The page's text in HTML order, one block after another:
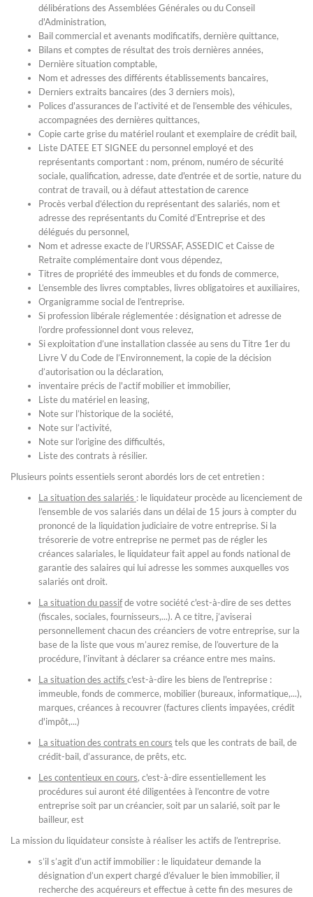
délibérations des Assemblées Générales ou du Conseil
d'Administration,
Bail commercial et avenants modificatifs, dernière quittance,
Bilans et comptes de résultat des trois dernières années,
Dernière situation comptable,
Nom et adresses des différents établissements bancaires,
Derniers extraits bancaires (des 3 derniers mois),
Polices d'assurances de l’activité et de l’ensemble des véhicules,
accompagnées des dernières quittances,
Copie carte grise du matériel roulant et exemplaire de crédit bail,
Liste DATEE ET SIGNEE du personnel employé et des
représentants comportant : nom, prénom, numéro de sécurité
sociale, qualification, adresse, date d'entrée et de sortie, nature du
contrat de travail, ou à défaut attestation de carence
Procès verbal d’élection du représentant des salariés, nom et
adresse des représentants du Comité d’Entreprise et des
délégués du personnel,
Nom et adresse exacte de l’URSSAF, ASSEDIC et Caisse de
Retraite complémentaire dont vous dépendez,
Titres de propriété des immeubles et du fonds de commerce,
L’ensemble des livres comptables, livres obligatoires et auxiliaires,
Organigramme social de l’entreprise.
Si profession libérale réglementée : désignation et adresse de
l’ordre professionnel dont vous relevez,
Si exploitation d’une installation classée au sens du Titre 1er du
Livre V du Code de l’Environnement, la copie de la décision
d’autorisation ou la déclaration,
inventaire précis de l'actif mobilier et immobilier,
Liste du matériel en leasing,
Note sur l’historique de la société,
Note sur l’activité,
Note sur l’origine des difficultés,
Liste des contrats à résilier.
Plusieurs points essentiels seront abordés lors de cet entretien :
La situation des salariés : le liquidateur procède au licenciement de
l’ensemble de vos salariés dans un délai de 15 jours à compter du
prononcé de la liquidation judiciaire de votre entreprise. Si la
trésorerie de votre entreprise ne permet pas de régler les
créances salariales, le liquidateur fait appel au fonds national de
garantie des salaires qui lui adresse les sommes auxquelles vos
salariés ont droit.
La situation du passifde votre société c'est-à-dire de ses dettes
(fiscales, sociales, fournisseurs,...). A ce titre, j’aviserai
personnellement chacun des créanciers de votre entreprise, sur la
base de la liste que vous m’aurez remise, de l’ouverture de la
procédure, l’invitant à déclarer sa créance entre mes mains.
La situation des actifs c'est-à-dire les biens de l'entreprise :
immeuble, fonds de commerce, mobilier (bureaux, informatique,...),
marques, créances à recouvrer (factures clients impayées, crédit
d'impôt,...)
La situation des contrats en cours tels que les contrats de bail, de
crédit-bail, d’assurance, de prêts, etc.
Les contentieux en cours, c'est-à-dire essentiellement les
procédures sui auront été diligentées à l’encontre de votre
entreprise soit par un créancier, soit par un salarié, soit par le
bailleur, est
La mission du liquidateur consiste à réaliser les actifs de l’entreprise.
s’il s’agit d’un actif immobilier : le liquidateur demande la
désignation d’un expert chargé d’évaluer le bien immobilier, il
recherche des acquéreurs et effectue à cette fin des mesures de